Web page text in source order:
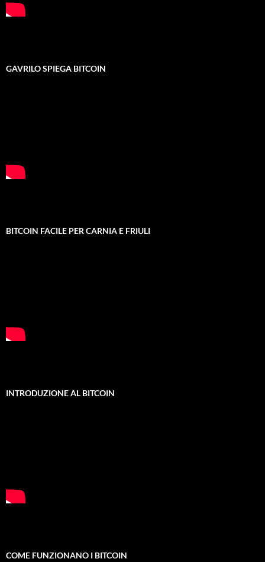
GAVRILO SPIEGA BITCOIN
BITCOIN FACILE PER CARNIA E FRIULI
INTRODUZIONE AL BITCOIN
COME FUNZIONANO I BITCOIN